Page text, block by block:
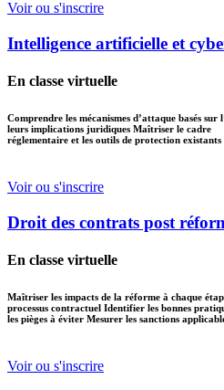
Voir ou s'inscrire
Intelligence artificielle et
En classe virtuelle
Comprendre les mécanismes d’attaque basés sur
leurs implications juridiques Maîtriser le cadre
réglementaire et les outils de protection
Voir ou s'inscrire
Droit des contrats post
En classe virtuelle
Maîtriser les impacts de la réforme à chaque
processus contractuel Identifier les bonnes
les pièges à éviter Mesurer les sanctions
Voir ou s'inscrire